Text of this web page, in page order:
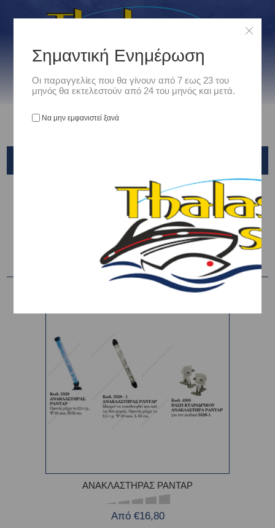
Σωστικός Εξοπλισμός
ΑΝΑΚΛΑΣΤΗΡΕΣ ΡΑΝΤΑΡ - ΣΗΜΑΤΑ
ΑΝΑΚΛΑΣΤΗΡΑΣ ΡΑΝΤΑΡ
Από €16,80
Σημαντική Ενημέρωση
Οι παραγγελίες που θα γίνουν από 7 εως 23 του
μηνός θα εκτελεστούν από 24 του μηνός και μετά.
Να μην εμφανιστεί ξανά